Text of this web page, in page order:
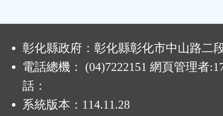
彰化縣政府：彰化縣彰化市中山路二
電話總機： (04)7222151 網頁管理者
話：
系統版本： 114.11.28